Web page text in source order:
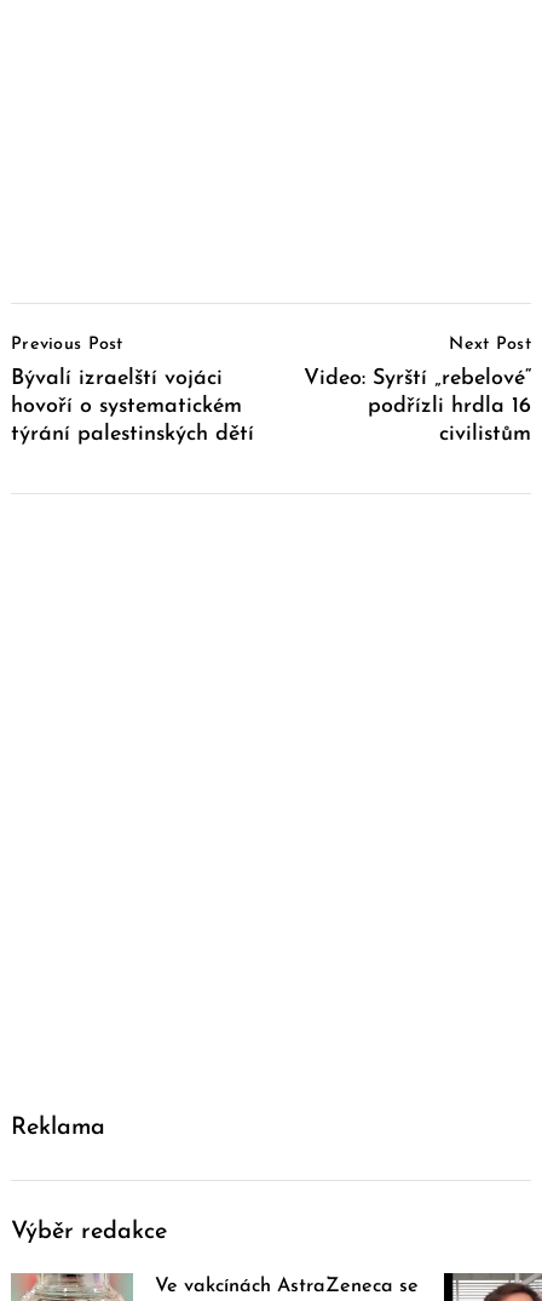
Navigation
Previous Post
Bývalí izraelští vojáci
hovoří o systematickém
týrání palestinských dětí
Next Post
Video: Syrští „rebelové“
podřízli hrdla 16
civilistům
Reklama
Výběr redakce
Ve vakcínách AstraZeneca se